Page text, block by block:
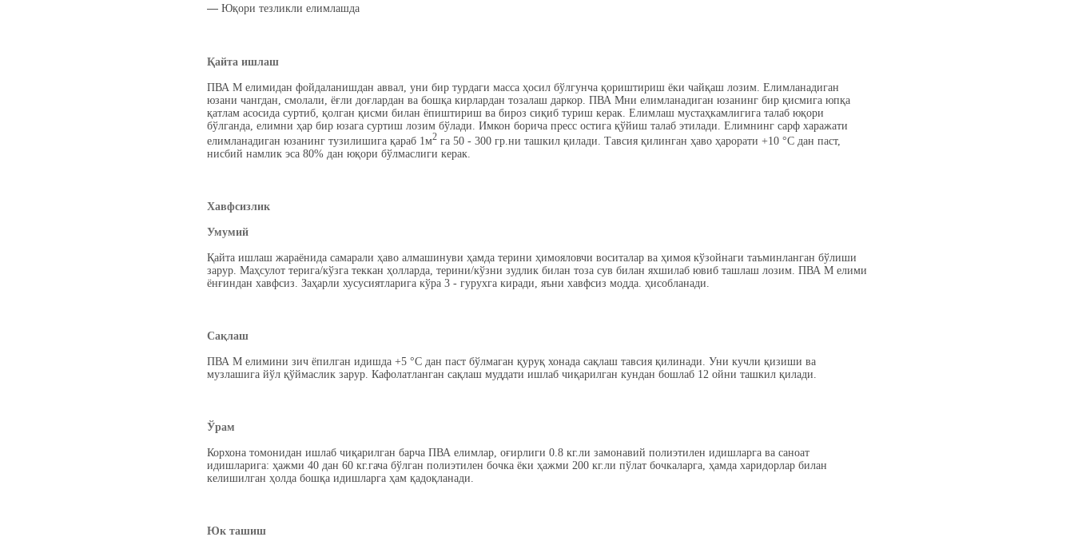
― Юқори тезликли елимлашда
Қайта ишлаш
ПВА М елимидан фойдаланишдан аввал, уни бир турдаги масса ҳосил бўлгунча қориштириш ёки чайқаш лозим. Елимланадиган
юзани чангдан, смолали, ёғли доғлардан ва бошқа кирлардан тозалаш даркор. ПВА Мни елимланадиган юзанинг бир қисмига юпқа
қатлам асосида суртиб, қолган қисми билан ёпиштириш ва бироз сиқиб туриш керак. Елимлаш мустаҳкамлигига талаб юқори
бўлганда, елимни ҳар бир юзага суртиш лозим бўлади. Имкон борича пресс остига қўйиш талаб этилади. Елимнинг сарф харажати
елимланадиган юзанинг тузилишига қараб 1м2 га 50 - 300 гр.ни ташкил қилади. Тавсия қилинган ҳаво ҳарорати +10 °C дан паст,
нисбий намлик эса 80% дан юқори бўлмаслиги керак.
Хавфсизлик
Умумий
Қайта ишлаш жараёнида самарали ҳаво алмашинуви ҳамда терини ҳимояловчи воситалар ва ҳимоя кўзойнаги таъминланган бўлиши
зарур. Маҳсулот терига/кўзга теккан ҳолларда, терини/кўзни зудлик билан тоза сув билан яхшилаб ювиб ташлаш лозим. ПВА М елими
ёнғиндан хавфсиз. Заҳарли хусусиятларига кўра 3 - гурухга киради, яъни хавфсиз модда. ҳисобланади.
Сақлаш
ПВА М елимини зич ёпилган идишда +5 °C дан паст бўлмаган қуруқ хонада сақлаш тавсия қилинади. Уни кучли қизиши ва
музлашига йўл қўймаслик зарур. Кафолатланган сақлаш муддати ишлаб чиқарилган кундан бошлаб 12 ойни ташкил қилади.
Ўрам
Корхона томонидан ишлаб чиқарилган барча ПВА елимлар, оғирлиги 0.8 кг.ли замонавий полиэтилен идишларга ва саноат
идишларига: ҳажми 40 дан 60 кг.гача бўлган полиэтилен бочка ёки ҳажми 200 кг.ли пўлат бочкаларга, ҳамда харидорлар билан
келишилган ҳолда бошқа идишларга ҳам қадоқланади.
Юк ташиш